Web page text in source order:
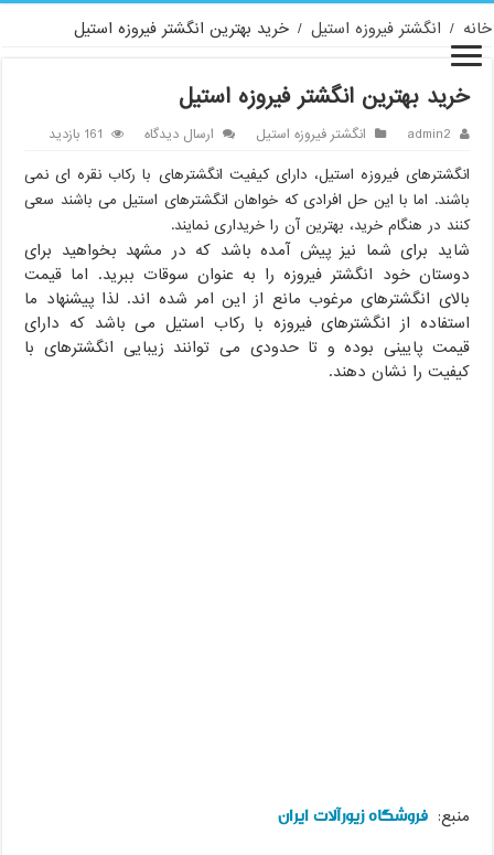
خانه / انگشتر فیروزه استیل / خرید بهترین انگشتر فیروزه استیل
خرید بهترین انگشتر فیروزه استیل
admin2 انگشتر فیروزه استیل ارسال دیدگاه 161 بازدید
انگشترهای فیروزه استیل، دارای کیفیت انگشترهای با رکاب نقره ای نمی
باشند. اما با این حل افرادی که خواهان انگشترهای استیل می باشند سعی
کنند در هنگام خرید، بهترین آن را خریداری نمایند.
شاید برای شما نیز پیش آمده باشد که در مشهد بخواهید برای
دوستان خود انگشتر فیروزه را به عنوان سوقات ببرید. اما قیمت
بالای انگشترهای مرغوب مانع از این امر شده اند. لذا پیشنهاد ما
استفاده از انگشترهای فیروزه با رکاب استیل می باشد که دارای
قیمت پایینی بوده و تا حدودی می توانند زیبایی انگشترهای با
کیفیت را نشان دهند.
منبع: فروشگاه زیورآلات ایران